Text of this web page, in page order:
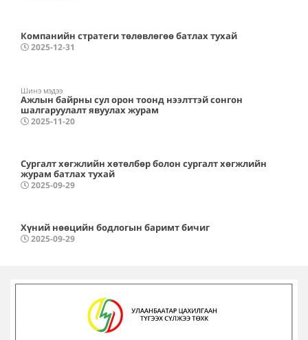
Компанийн стратеги төлөвлөгөө батлах тухай
2025-12-31
Шинэ мэдээ
Ажлын байрны сул орон тоонд нээлттэй сонгон
шалгаруулалт явуулах журам
2025-11-20
Сургалт хөгжлийн хөтөлбөр болон сургалт хөгжлийн
журам батлах тухай
2025-09-29
Хүний нөөцийн бодлогын баримт бичиг
2025-09-29